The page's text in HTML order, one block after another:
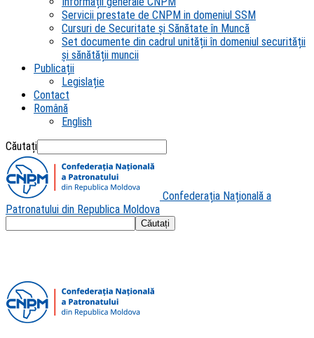
Servicii prestate de CNPM in domeniul SSM
Cursuri de Securitate și Sănătate în Muncă
Set documente din cadrul unității în domeniul securității
și sănătății muncii
Publicații
Legislație
Contact
Română
English
Căutați
Confederația Națională a
Patronatului din Republica Moldova